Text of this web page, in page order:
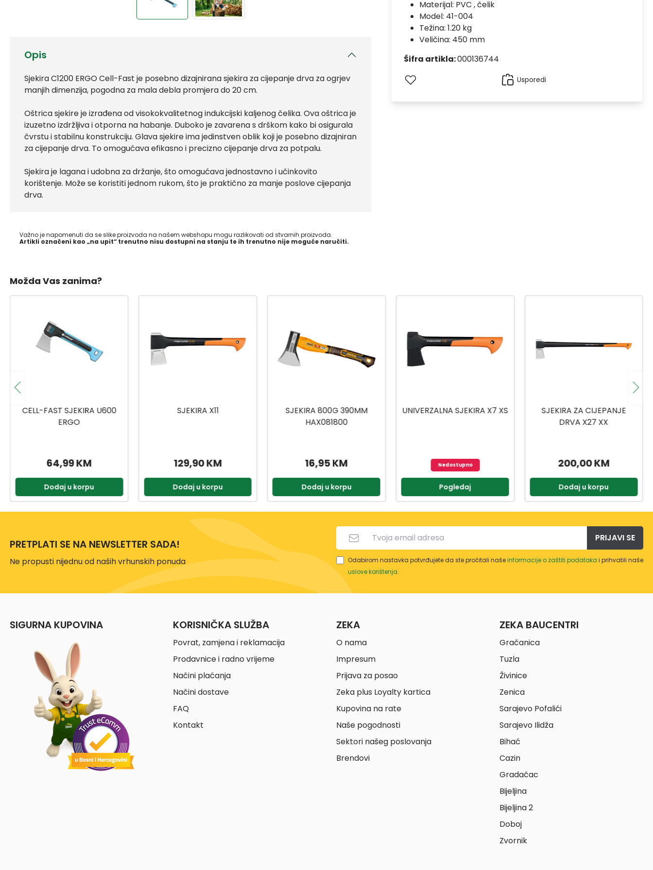
Opis
Sjekira C1200 ERGO Cell-Fast je posebno dizajnirana sjekira za cijepanje drva za ogrjev
manjih dimenzija, pogodna za mala debla promjera do 20 cm.
Oštrica sjekire je izrađena od visokokvalitetnog indukcijski kaljenog čelika. Ova oštrica je
izuzetno izdržljiva i otporna na habanje. Duboko je zavarena s drškom kako bi osigurala
čvrstu i stabilnu konstrukciju. Glava sjekire ima jedinstven oblik koji je posebno dizajniran
za cijepanje drva. To omogućava efikasno i precizno cijepanje drva za potpalu.
Sjekira je lagana i udobna za držanje, što omogućava jednostavno i učinkovito
korištenje. Može se koristiti jednom rukom, što je praktično za manje poslove cijepanja
drva.
Važno je napomenuti da se slike proizvoda na našem webshopu mogu razlikovati od stvarnih proizvoda.
Artikli označeni kao „na upit“ trenutno nisu dostupni na stanju te ih trenutno nije moguće naručiti.
Materijal: PVC , čelik
Model: 41-004
Težina: 1.20 kg
Veličina: 450 mm
Šifra artikla:000136744
Usporedi
Možda Vas zanima?
SJEKIRA X11
129,90 KM
Dodaj u korpu
SJEKIRA 800G 390MM
16,95 KM
Dodaj u korpu
UNIVERZALNA SJEKIRA X7 XS
Nedostupno
Pogledaj
SJEKIRA ZA CIJEPANJE
200,00 KM
Dodaj u korpu
SJEKIRA CJEPAČ 2000GR
EVEREST
47,99 KM
Dodaj u korpu
PRETPLATI SE NA NEWSLETTER SADA!
Ne propusti nijednu od naših vrhunskih ponuda
PRIJAVI SE
Odabirom nastavka potvrđujete da ste pročitali našeinformacije o zaštiti podataka i prihvatili naše
uslove korištenja.
SIGURNA KUPOVINA KORISNIČKA SLUŽBA
Povrat, zamjena i reklamacija
Prodavnice i radno vrijeme
Načini plaćanja
Načini dostave
FAQ
Kontakt
ZEKA
O nama
Impresum
Prijava za posao
Zeka plus Loyalty kartica
Kupovina na rate
Naše pogodnosti
Sektori našeg poslovanja
Brendovi
ZEKA BAUCENTRI
Gračanica
Tuzla
Živinice
Zenica
Sarajevo Pofalići
Sarajevo Ilidža
Bihać
Cazin
Gradačac
Bijeljina
Bijeljina 2
Doboj
Zvornik